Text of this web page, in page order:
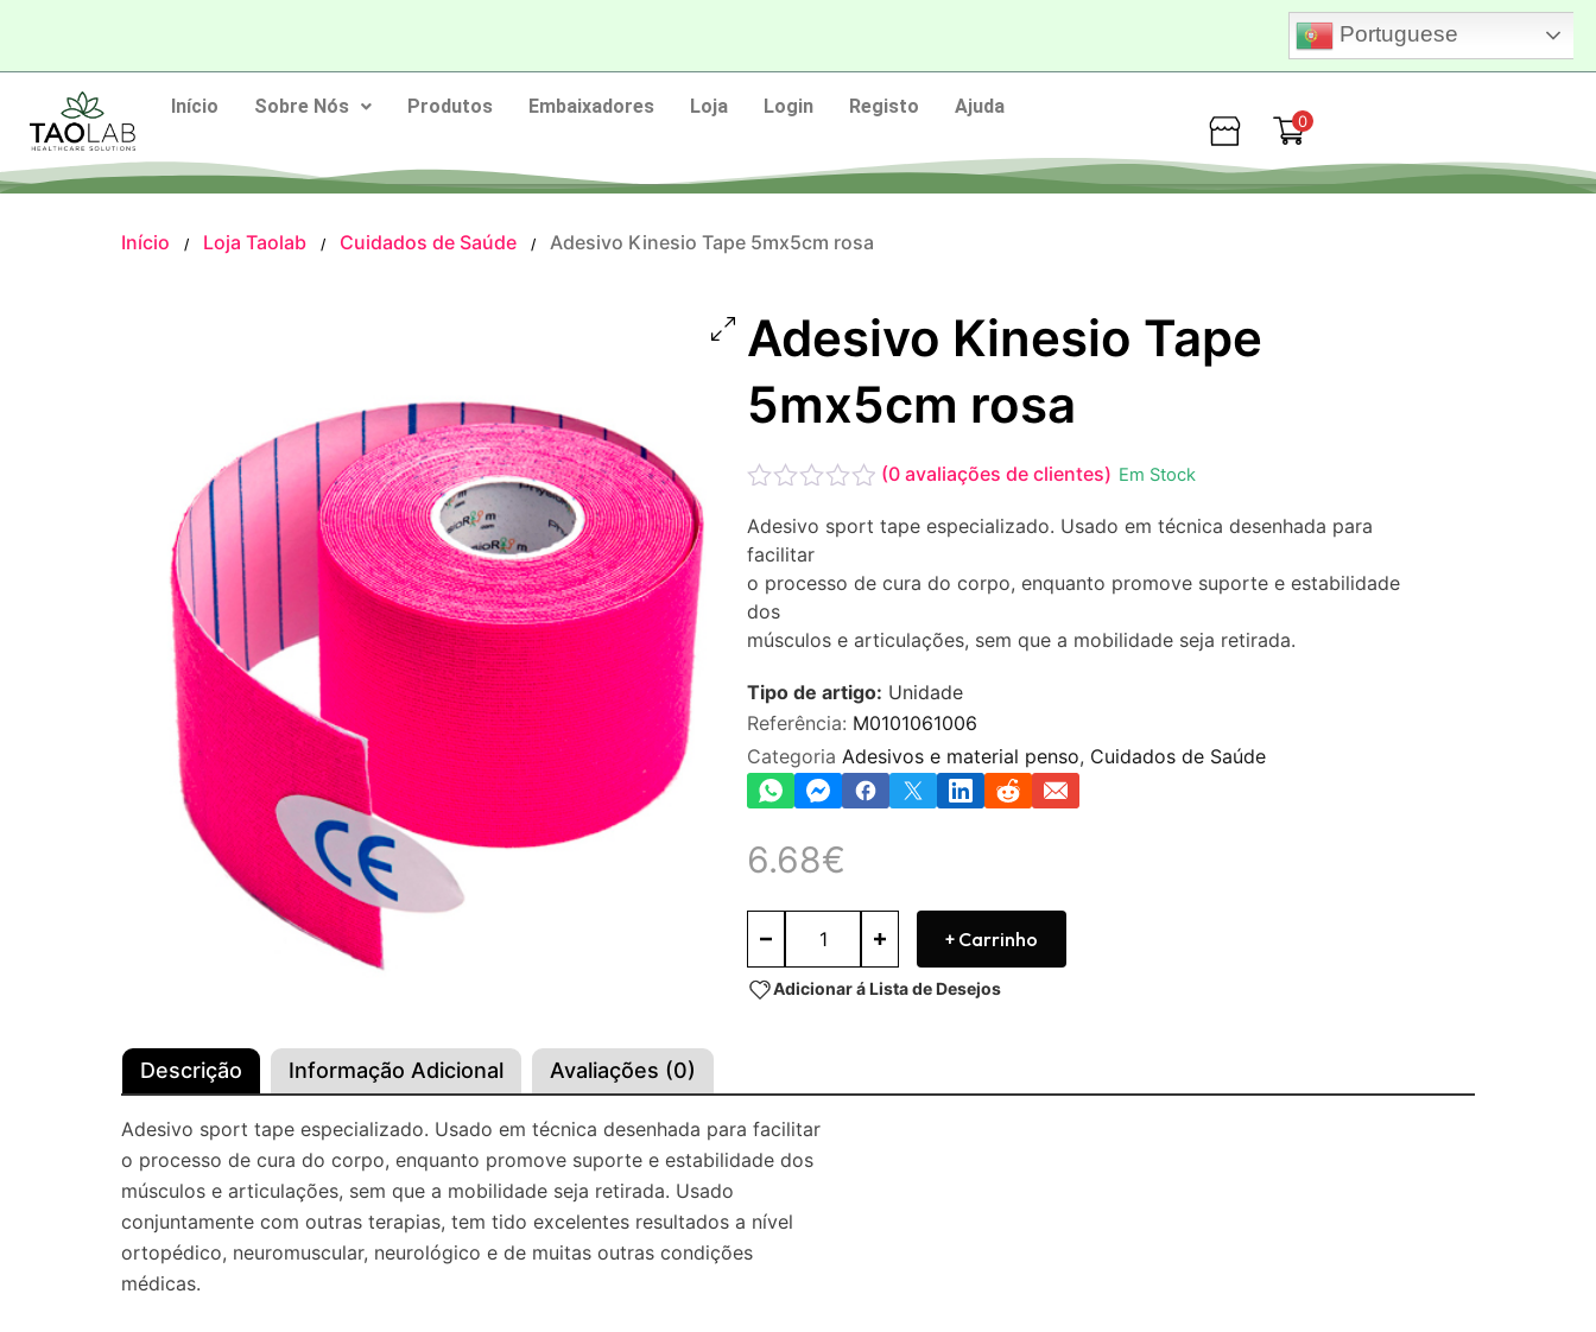
Portuguese
Início Sobre Nós Produtos Embaixadores Loja Login Registo
Ajuda
Loja
0
Início / Loja Taolab / Cuidados de Saúde / Adesivo Kinesio Tape 5mx5cm rosa
Adesivo Kinesio Tape
5mx5cm rosa
0
de
5
(0 avaliações de clientes) Em Stock
Adesivo sport tape especializado. Usado em técnica desenhada para
facilitar
o processo de cura do corpo, enquanto promove suporte e estabilidade
dos
músculos e articulações, sem que a mobilidade seja retirada.
Tipo de artigo: Unidade
Referência: M0101061006
Categoria Adesivos e material penso, Cuidados de Saúde
6.68€
+ Carrinho
Adicionar á Lista de Desejos
Descrição Informação Adicional Avaliações (0)
Adesivo sport tape especializado. Usado em técnica desenhada para facilitar
o processo de cura do corpo, enquanto promove suporte e estabilidade dos
músculos e articulações, sem que a mobilidade seja retirada. Usado
conjuntamente com outras terapias, tem tido excelentes resultados a nível
ortopédico, neuromuscular, neurológico e de muitas outras condições
médicas.